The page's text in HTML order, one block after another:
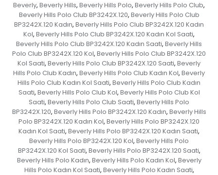
Beverly, Beverly Hills, Beverly Hills Polo, Beverly Hills Polo Club,
Beverly Hills Polo Club BP3242X.120, Beverly Hills Polo Club
BP3242X.120 Kadın, Beverly Hills Polo Club BP3242X.120 Kadın
Kol, Beverly Hills Polo Club BP3242X.120 Kadın Kol Saati,
Beverly Hills Polo Club BP3242X.120 Kadın Saati, Beverly Hills
Polo Club BP3242X.120 Kol, Beverly Hills Polo Club BP3242X.120
Kol Saati, Beverly Hills Polo Club BP3242X.120 Saati, Beverly
Hills Polo Club Kadın, Beverly Hills Polo Club Kadın Kol, Beverly
Hills Polo Club Kadın Kol Saati, Beverly Hills Polo Club Kadın
Saati, Beverly Hills Polo Club Kol, Beverly Hills Polo Club Kol
Saati, Beverly Hills Polo Club Saati, Beverly Hills Polo
BP3242X.120, Beverly Hills Polo BP3242X.120 Kadın, Beverly Hills
Polo BP3242X.120 Kadın Kol, Beverly Hills Polo BP3242X.120
Kadın Kol Saati, Beverly Hills Polo BP3242X.120 Kadın Saati,
Beverly Hills Polo BP3242X.120 Kol, Beverly Hills Polo
BP3242X.120 Kol Saati, Beverly Hills Polo BP3242X.120 Saati,
Beverly Hills Polo Kadın, Beverly Hills Polo Kadın Kol, Beverly
Hills Polo Kadın Kol Saati, Beverly Hills Polo Kadın Saati,